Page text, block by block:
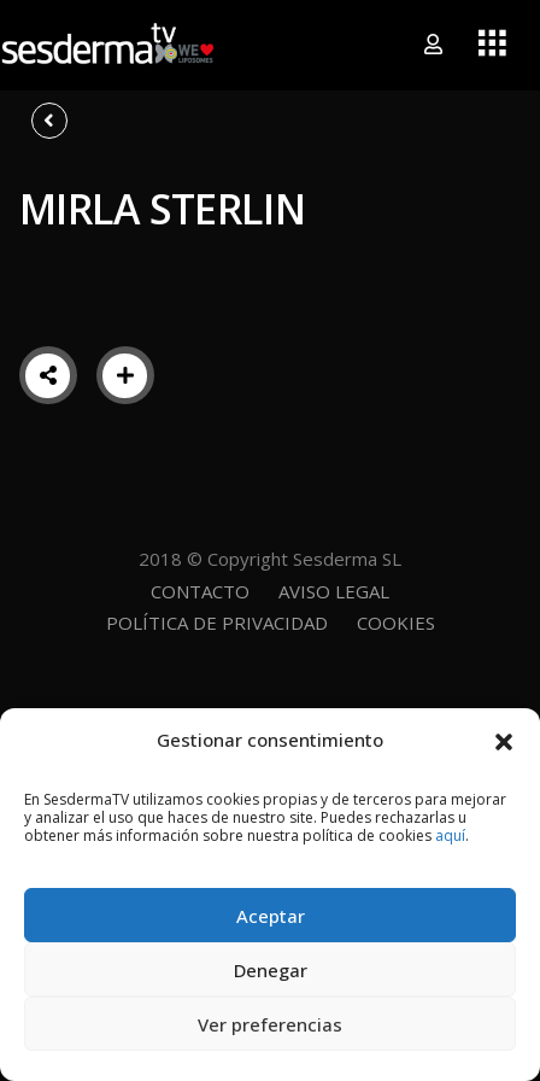
Gestionar consentimiento
En SesdermaTV utilizamos cookies propias y de terceros para mejorar
y analizar el uso que haces de nuestro site. Puedes rechazarlas u
obtener más información sobre nuestra política de cookies aquí.
Aceptar
Denegar
Ver preferencias
MIRLA STERLIN
2018 © Copyright Sesderma SL
CONTACTO
AVISO LEGAL
POLÍTICA DE PRIVACIDAD
COOKIES